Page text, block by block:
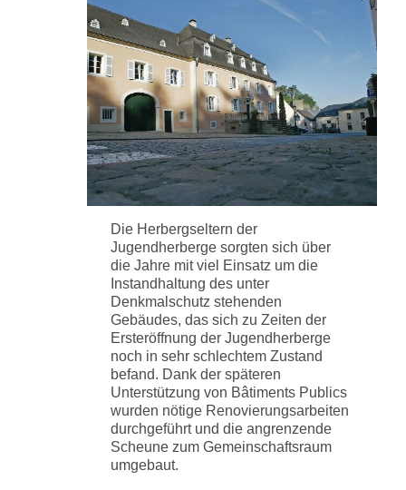
Die Herbergseltern der
Jugendherberge sorgten sich über
die Jahre mit viel Einsatz um die
Instandhaltung des unter
Denkmalschutz stehenden
Gebäudes, das sich zu Zeiten der
Ersteröffnung der Jugendherberge
noch in sehr schlechtem Zustand
befand. Dank der späteren
Unterstützung von Bâtiments Publics
wurden nötige Renovierungsarbeiten
durchgeführt und die angrenzende
Scheune zum Gemeinschaftsraum
umgebaut.